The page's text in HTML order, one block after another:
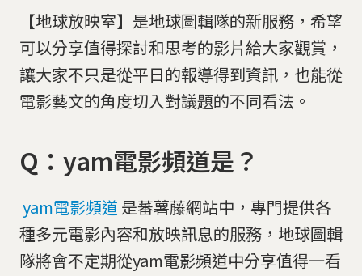
【地球放映室】是地球圖輯隊的新服務，希望
可以分享值得探討和思考的影片給大家觀賞，
讓大家不只是從平日的報導得到資訊，也能從
電影藝文的角度切入對議題的不同看法。
Q：yam電影頻道是？
yam電影頻道 是蕃薯藤網站中，專門提供各
種多元電影內容和放映訊息的服務，地球圖輯
隊將會不定期從yam電影頻道中分享值得一看